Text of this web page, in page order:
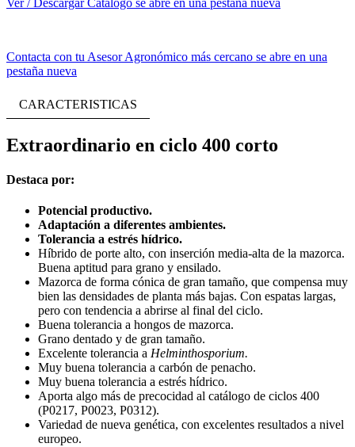
Ver / Descargar Catálogo se abre en una pestaña nueva
Contacta con tu Asesor Agronómico más cercano se abre en una
pestaña nueva
CARACTERISTICAS
Extraordinario en ciclo 400 corto
Destaca por:
Potencial productivo.
Adaptación a diferentes ambientes.
Tolerancia a estrés hídrico.
Híbrido de porte alto, con inserción media-alta de la mazorca.
Buena aptitud para grano y ensilado.
Mazorca de forma cónica de gran tamaño, que compensa muy
bien las densidades de planta más bajas. Con espatas largas,
pero con tendencia a abrirse al final del ciclo.
Buena tolerancia a hongos de mazorca.
Grano dentado y de gran tamaño.
Excelente tolerancia a Helminthosporium.
Muy buena tolerancia a carbón de penacho.
Muy buena tolerancia a estrés hídrico.
Aporta algo más de precocidad al catálogo de ciclos 400
(P0217, P0023, P0312).
Variedad de nueva genética, con excelentes resultados a nivel
europeo.